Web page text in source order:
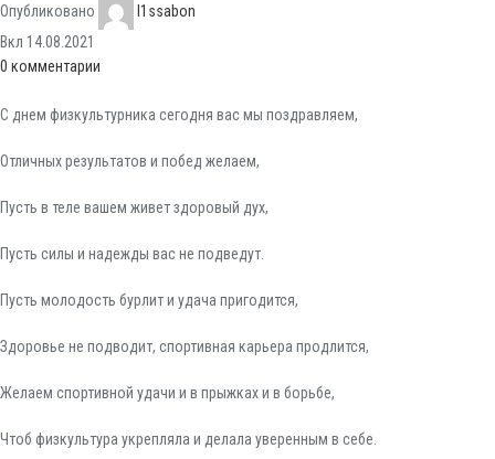
Опубликовано
l1ssabon
Вкл 14.08.2021
0 комментарии
С днем физкультурника сегодня вас мы поздравляем,
Отличных результатов и побед желаем,
Пусть в теле вашем живет здоровый дух,
Пусть силы и надежды вас не подведут.
Пусть молодость бурлит и удача пригодится,
Здоровье не подводит, спортивная карьера продлится,
Желаем спортивной удачи и в прыжках и в борьбе,
Чтоб физкультура укрепляла и делала уверенным в себе.